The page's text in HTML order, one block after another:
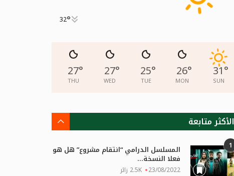
32°
31°
SUN
26°
MON
25°
TUE
27°
WED
27°
THU
الأكثر متابعة
1 المسلسل الدرامي “انتقام مشروع” هل هو
فعلا النسخة...
23/08/2022 2.5K زائر